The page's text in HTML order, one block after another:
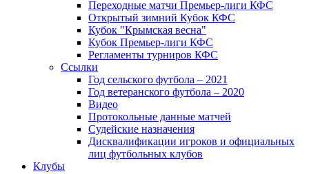
Переходные матчи Премьер-лиги КФС
Открытый зимний Кубок КФС
Кубок "Крымская весна"
Кубок Премьер-лиги КФС
Регламенты турниров КФС
Ссылки
Год сельского футбола – 2021
Год ветеранского футбола – 2020
Видео
Протокольные данные матчей
Судейские назначения
Дисквалификации игроков и официальных
лиц футбольных клубов
Клубы